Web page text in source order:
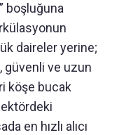
boşluğuna
daireler yerine;
güvenli ve uzun
köşe bucak
en hızlı alıcı